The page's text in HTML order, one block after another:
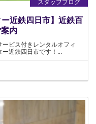
近鉄四日市】近鉄百
内
ビス付きレンタルオフィ
近鉄四日市です！...